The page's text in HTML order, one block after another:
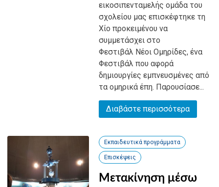
εικοσιπενταμελής ομάδα του
σχολείου μας επισκέφτηκε τη
Χίο προκειμένου να
συμμετάσχει στο
Φεστιβάλ Νέοι Ομηρίδες, ένα
Φεστιβάλ που αφορά
δημιουργίες εμπνευσμένες από
τα ομηρικά έπη. Παρουσίασε...
Διαβάστε περισσότερα
Εκπαιδευτικά προγράμματα
Επισκέψεις
Μετακίνηση μέσω